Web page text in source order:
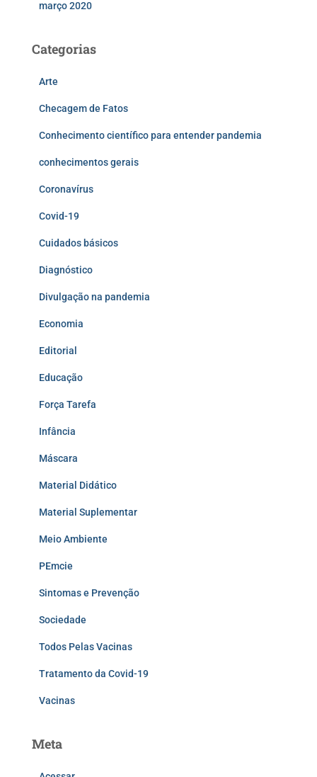
março 2020
Categorias
Arte
Checagem de Fatos
Conhecimento científico para entender pandemia
conhecimentos gerais
Coronavírus
Covid-19
Cuidados básicos
Diagnóstico
Divulgação na pandemia
Economia
Editorial
Educação
Força Tarefa
Infância
Máscara
Material Didático
Material Suplementar
Meio Ambiente
PEmcie
Sintomas e Prevenção
Sociedade
Todos Pelas Vacinas
Tratamento da Covid-19
Vacinas
Meta